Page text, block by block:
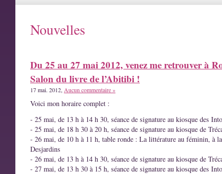
Nouvelles
Du 25 au 27 mai 2012, venez me retrouver à
Salon du livre de l’Abitibi !
17 mai. 2012, Aucun commentaire »
Voici mon horaire complet :
- 25 mai, de 13 h à 14 h 30, séance de signature au kiosque des
- 25 mai, de 18 h 30 à 20 h, séance de signature au kiosque de
- 26 mai, de 10 h à 11 h, table ronde : La littérature au féminin, à
Desjardins
- 26 mai, de 13 h à 14 h 30, séance de signature au kiosque de
- 27 mai, de 13 h 30 à 15 h, séance de signature au kiosque des